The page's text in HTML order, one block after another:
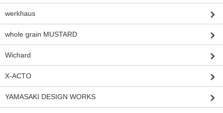
werkhaus
whole grain MUSTARD
Wichard
X-ACTO
YAMASAKI DESIGN WORKS